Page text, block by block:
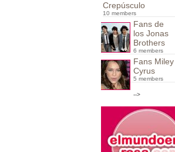
Crepúsculo
10 members
Fans de
los Jonas
Brothers
6 members
Fans Miley
Cyrus
5 members
-->